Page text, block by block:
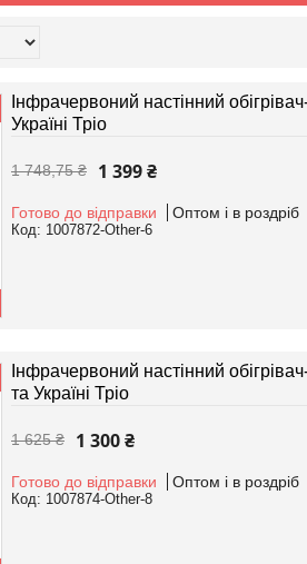
Інфрачервоний настінний
Україні Тріо
1 748,75 ₴ 1 399 ₴
Готово до відправки Оптом і в роздріб
1007872-Other-6
Інфрачервоний настінний
та Україні Тріо
1 625 ₴ 1 300 ₴
Готово до відправки Оптом і в роздріб
1007874-Other-8